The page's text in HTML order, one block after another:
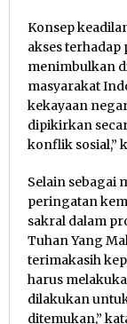
Konsep
akses
menimbulkan
masyarakat
kekayaan
dipikirkan
konflik sosial,”
Selain sebagai
peringatan
sakral dalam
Tuhan Yang
terimakasih
harus
dilakukan
ditemukan,”